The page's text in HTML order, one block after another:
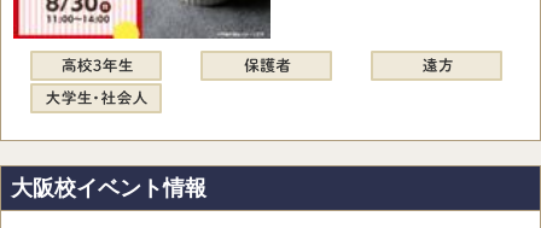
大阪校イベント情報